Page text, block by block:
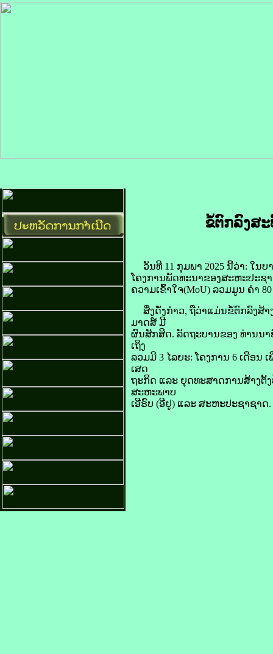
ຂໍ້​ຕົກລົງ​ສ
ວັນ​ທີ 11 ກຸມພາ 2025 ນີ້​ວ່າ: ໃນ​ບ
ໂຄງການ​ພັດທະນາ​ຂອງ​ສະຫະ​ປະຊ
ຄວາມ​ເຂົ້າໃຈ(MoU) ລວມມູນ ຄ່າ
ສິ່ງ​ດັ່ງກ່າວ, ​ຖື​ວ່າແມ່ນ​ຂໍ້​ຕົກລົງ​ສ້າ
ມາດສ໌ ມີ​
ຜົນ​ສັກສິດ. ລັດຖະບານ​ຂອງ​ ທ່ານ​ນ
ເຖິງ
ລວມ​ມີ 3 ໄລຍະ: ໂຄງການ 6 ເດືອ
ເສດ
ຖະກິດ ແລະ ຍຸດ​ທະ​ສາດ​ການ​ສ້າງຕັ້
ສະຫະພາບ​
ເອີ​ຣົບ (ອີ​ຢູ) ແລະ ສະຫະ​ປະຊາ​ຊາດ.